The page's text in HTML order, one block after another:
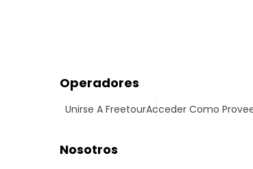
Operadores
Unirse A FreetourAcceder Como
Nosotros